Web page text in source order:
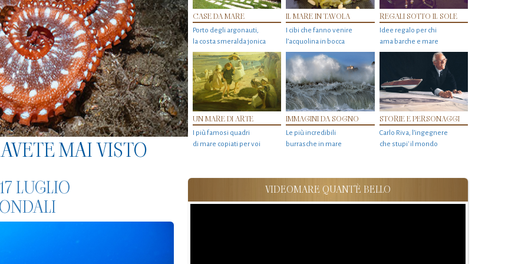
MAI VISTO
CASE DA MARE
Porto degli argonauti,
la costa smeralda jonica
IL MARE IN TAVOLA
I cibi che fanno venire
l’acquolina in bocca
REGALI SOTTO IL SOLE
Idee regalo per chi
ama barche e mare
UN MARE DI ARTE
I più famosi quadri
di mare copiati per voi
IMMAGINI DA SOGNO
Le più incredibili
burrasche in mare
STORIE E PERSONAGGI
Carlo Riva, l’ingegnere
che stupi' il mondo
LUGLIO
VIDEOMARE QUANT'È BELLO